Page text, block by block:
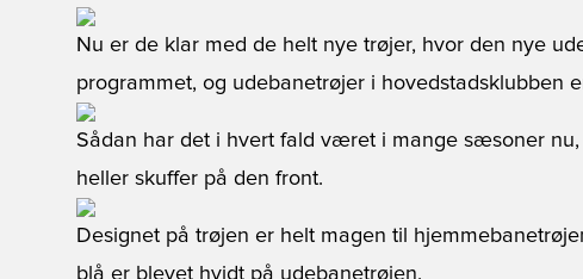
Nu er de klar med de helt nye trøjer, hvor den nye
programmet, og udebanetrøjer i hovedstadsklubben
Sådan har det i hvert fald været i mange sæsoner
heller skuffer på den front.
Designet på trøjen er helt magen til
blå er blevet hvidt på udebanetrøjen.